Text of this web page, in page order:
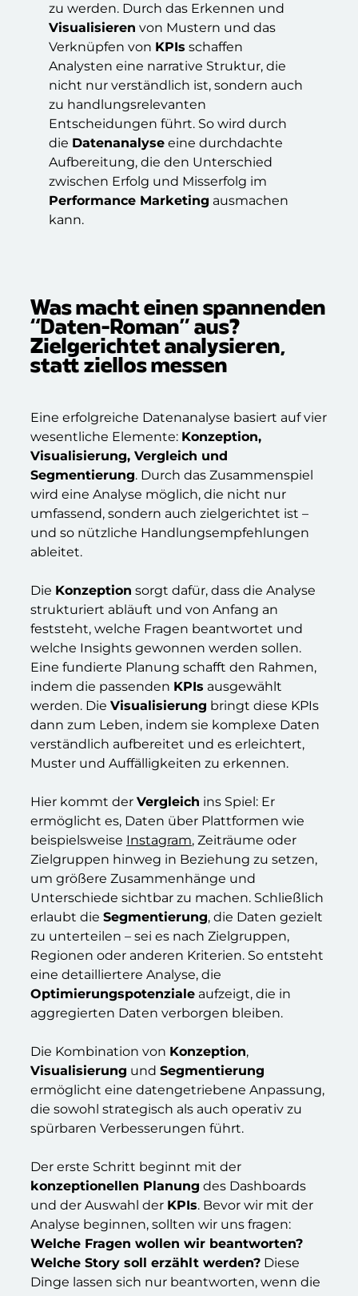
zu werden. Durch das Erkennen und
Visualisieren von Mustern und das
Verknüpfen von KPIs schaffen
Analysten eine narrative Struktur, die
nicht nur verständlich ist, sondern auch
zu handlungsrelevanten
Entscheidungen führt. So wird durch
die Datenanalyse eine durchdachte
Aufbereitung, die den Unterschied
zwischen Erfolg und Misserfolg im
Performance Marketing ausmachen
kann.
Was macht einen spannenden
“Daten-Roman” aus?
Zielgerichtet analysieren,
statt ziellos messen
Eine erfolgreiche Datenanalyse basiert auf vier
wesentliche Elemente: Konzeption,
Visualisierung, Vergleich und
Segmentierung. Durch das Zusammenspiel
wird eine Analyse möglich, die nicht nur
umfassend, sondern auch zielgerichtet ist –
und so nützliche Handlungsempfehlungen
ableitet.
Die Konzeption sorgt dafür, dass die Analyse
strukturiert abläuft und von Anfang an
feststeht, welche Fragen beantwortet und
welche Insights gewonnen werden sollen.
Eine fundierte Planung schafft den Rahmen,
indem die passenden KPIs ausgewählt
werden. Die Visualisierung bringt diese KPIs
dann zum Leben, indem sie komplexe Daten
verständlich aufbereitet und es erleichtert,
Muster und Auffälligkeiten zu erkennen.
Hier kommt der Vergleich ins Spiel: Er
ermöglicht es, Daten über Plattformen wie
beispielsweise Instagram, Zeiträume oder
Zielgruppen hinweg in Beziehung zu setzen,
um größere Zusammenhänge und
Unterschiede sichtbar zu machen. Schließlich
erlaubt die Segmentierung, die Daten gezielt
zu unterteilen – sei es nach Zielgruppen,
Regionen oder anderen Kriterien. So entsteht
eine detailliertere Analyse, die
Optimierungspotenziale aufzeigt, die in
aggregierten Daten verborgen bleiben.
Die Kombination von Konzeption,
Visualisierung und Segmentierung
ermöglicht eine datengetriebene Anpassung,
die sowohl strategisch als auch operativ zu
spürbaren Verbesserungen führt.
Der erste Schritt beginnt mit der
konzeptionellen Planung des Dashboards
und der Auswahl der KPIs. Bevor wir mit der
Analyse beginnen, sollten wir uns fragen:
Welche Fragen wollen wir beantworten?
Welche Story soll erzählt werden? Diese
Dinge lassen sich nur beantworten, wenn die